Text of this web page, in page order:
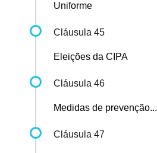
Uniforme
Cláusula 45
Eleições da CIPA
Cláusula 46
Medidas de prevenção...
Cláusula 47